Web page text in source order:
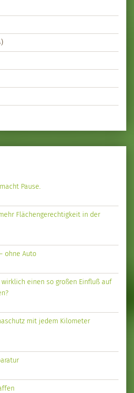
Pause.
Flächengerechtigkeit in der
ohne Auto
einen so großen Einfluß auf
mit jedem Kilometer